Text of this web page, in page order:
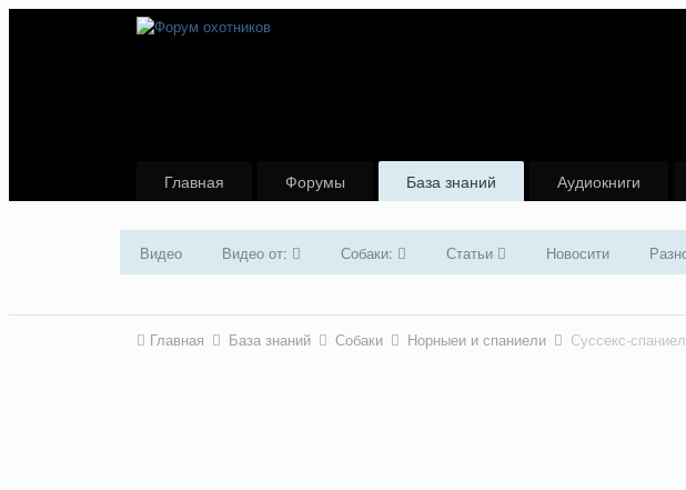
Главная Форумы База знаний
Видео Видео от: Собаки: Статьи Новосити
Аудиокниги
Главная База знаний Собаки Норныеи и спаниели Суссекс-